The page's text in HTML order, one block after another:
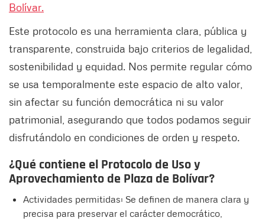
Bolívar.
Este protocolo es una herramienta clara, pública y
transparente, construida bajo criterios de legalidad,
sostenibilidad y equidad. Nos permite regular cómo
se usa temporalmente este espacio de alto valor,
sin afectar su función democrática ni su valor
patrimonial, asegurando que todos podamos seguir
disfrutándolo en condiciones de orden y respeto.
¿Qué contiene el Protocolo de Uso y
Aprovechamiento de Plaza de Bolívar?
Actividades permitidas: Se definen de manera clara y
precisa para preservar el carácter democrático,